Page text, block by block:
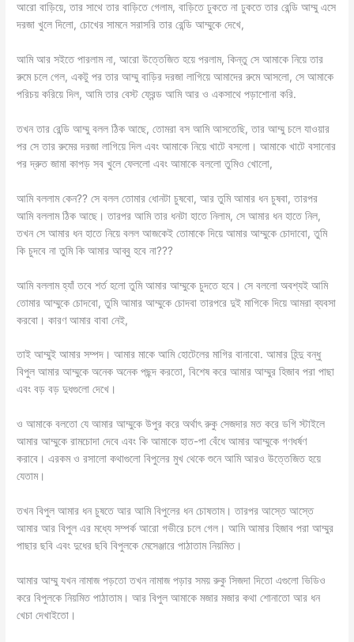
আরো বাড়িয়ে, তার সাথে তার বাড়িতে গেলাম, বাড়িতে ঢুকতে না ঢুকতে তার রেন্ডি আম্মু এসে
দরজা খুলে দিলো, চোখের সামনে সরাসরি তার রেন্ডি আম্মুকে দেখে,
আমি আর সইতে পারলাম না, আরো উত্তেজিত হয়ে পরলাম, কিন্তু সে আমাকে নিয়ে তার
রুমে চলে গেল, একটু পর তার আম্মু বাড়ির দরজা লাগিয়ে আমাদের রুমে আসলো, সে আমাকে
পরিচয় করিয়ে দিল, আমি তার বেস্ট ফ্রেন্ড আমি আর ও একসাথে পড়াশোনা করি.
তখন তার রেন্ডি আম্মু বলল ঠিক আছে, তোমরা বস আমি আসতেছি, তার আম্মু চলে যাওয়ার
পর সে তার রুমের দরজা লাগিয়ে দিল এবং আমাকে নিয়ে খাটে বসলো। আমাকে খাটে বসানোর
পর দ্রুত জামা কাপড় সব খুলে ফেললো এবং আমাকে বললো তুমিও খোলো,
আমি বললাম কেন?? সে বলল তোমার ধোনটা চুষবো, আর তুমি আমার ধন চুষবা, তারপর
আমি বললাম ঠিক আছে। তারপর আমি তার ধনটা হাতে নিলাম, সে আমার ধন হাতে নিল,
তখন সে আমার ধন হাতে নিয়ে বলল আজকেই তোমাকে দিয়ে আমার আম্মুকে চোদাবো, তুমি
কি চুদবে না তুমি কি আমার আব্বু হবে না???
আমি বললাম হ্যাঁ তবে শর্ত হলো তুমি আমার আম্মুকে চুদতে হবে। সে বললো অবশ্যই আমি
তোমার আম্মুকে চোদবো, তুমি আমার আম্মুকে চোদবা তারপরে দুই মাগিকে দিয়ে আমরা ব্যবসা
করবো। কারণ আমার বাবা নেই,
তাই আম্মুই আমার সম্পদ। আমার মাকে আমি হোটেলের মাগির বানাবো. আমার হিন্দু বন্ধু
বিপুল আমার আম্মুকে অনেক অনেক পছন্দ করতো, বিশেষ করে আমার আম্মুর হিজাব পরা পাছা
এবং বড় বড় দুধগুলো দেখে।
ও আমাকে বলতো যে আমার আম্মুকে উপুর করে অর্থাৎ রুকু সেজদার মত করে ডগি স্টাইলে
আমার আম্মুকে রামচোদা দেবে এবং কি আমাকে হাত-পা বেঁধে আমার আম্মুকে গণধর্ষণ
করাবে। এরকম ও রসালো কথাগুলো বিপুলের মুখ থেকে শুনে আমি আরও উত্তেজিত হয়ে
যেতাম।
তখন বিপুল আমার ধন চুষতে আর আমি বিপুলের ধন চোষতাম। তারপর আস্তে আস্তে
আমার আর বিপুল এর মধ্যে সম্পর্ক আরো গভীরে চলে গেল। আমি আমার হিজাব পরা আম্মুর
পাছার ছবি এবং দুধের ছবি বিপুলকে মেসেঞ্জারে পাঠাতাম নিয়মিত।
আমার আম্মু যখন নামাজ পড়তো তখন নামাজ পড়ার সময় রুকু সিজদা দিতো এগুলো ভিডিও
করে বিপুলকে নিয়মিত পাঠাতাম। আর বিপুল আমাকে মজার মজার কথা শোনাতো আর ধন
খেচা দেখাইতো।